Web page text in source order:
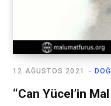
12 AĞUSTOS 2021
“Can Yücel’in Mal